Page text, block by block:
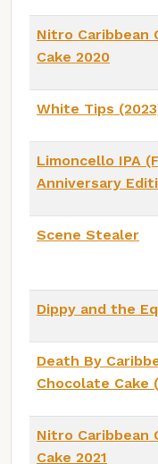
Nitro Caribbean
Cake 2020
White Tips
Limoncello IPA
Anniversary
Scene Stealer
Dippy and the
Death By
Chocolate Cake
Nitro Caribbean
Cake 2021